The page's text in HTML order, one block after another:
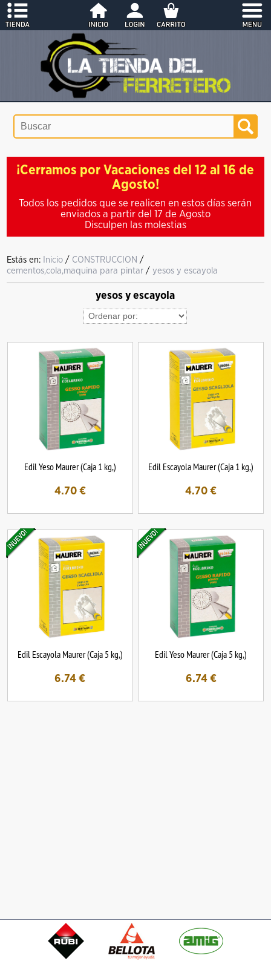
¡Cerramos por Vacaciones del 12 al 16 de
Agosto!
Todos los pedidos que se realicen en estos días serán
enviados a partir del 17 de Agosto
Disculpen las molestias
Estás en: Inicio / CONSTRUCCION /
cementos,cola,maquina para pintar /yesos y escayola
yesos y escayola
Edil Yeso Maurer (Caja 1 kg,)
4.70€
Edil Escayola Maurer (Caja 1 kg,)
4.70 €
Edil Escayola Maurer (Caja 5 kg,)
6.74 €
Edil Yeso Maurer (Caja 5 kg,)
6.74€